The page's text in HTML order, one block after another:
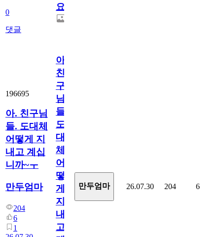
0
댓글
요.
196695
아. 친구님
들. 도대체
어떻게 지
내고 계십
니까~ㅜ
만두엄마
204
6
1
아.
친
구
님
들.
도
대
체
어
떻
게
지
내
고
만두엄마 26.07.30 204 6